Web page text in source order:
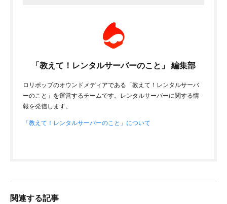
「教えて！レンタルサーバーのこと」 編集部
ロリポップのオウンドメディアである「教えて！レンタルサーバ
ーのこと」を運営するチームです。レンタルサーバーに関する情
報を発信します。
「教えて！レンタルサーバーのこと」について
関連する記事